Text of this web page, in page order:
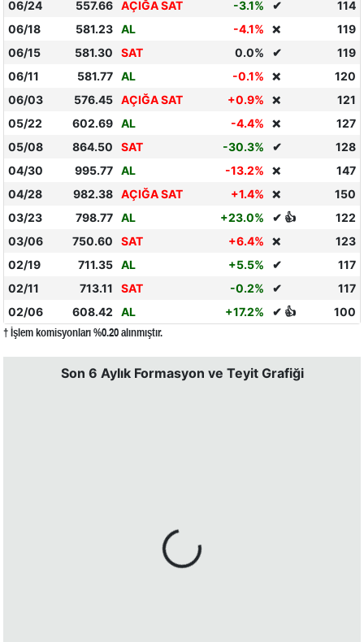
06/24
557.66 AÇIĞA SAT -3.1% ✔
114
06/18
581.23 AL -4.1% ❌
119
06/15
581.30 SAT 0.0% ✔
119
06/11
581.77 AL -0.1% ❌
120
06/03
576.45 AÇIĞA SAT +0.9% ❌
121
05/22
602.69 AL -4.4% ❌
127
05/08
864.50 SAT -30.3% ✔
128
04/30
995.77 AL -13.2% ❌
147
04/28
982.38 AÇIĞA SAT +1.4% ❌
150
03/23
798.77 AL +23.0% ✔ 👍
122
03/06
750.60 SAT +6.4% ❌
123
02/19
711.35 AL +5.5% ✔
117
02/11
713.11 SAT -0.2% ✔
117
02/06
608.42 AL +17.2% ✔ 👍 100
† İşlem komisyonları %0.20 alınmıştır.
Son 6 Aylık Formasyon ve Teyit Grafiği